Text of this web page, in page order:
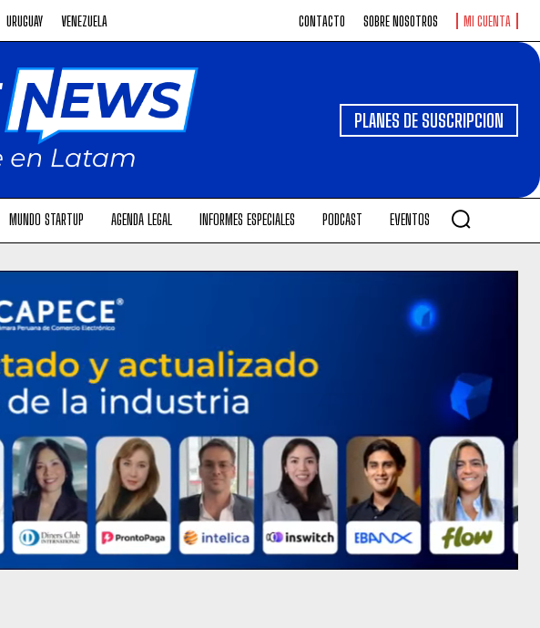
URUGUAY VENEZUELA CONTACTO SOBRE NOSOTROS MI CUENTA
PLANES DE SUSCRIPCION
MUNDO STARTUP AGENDA LEGAL INFORMES ESPECIALES PODCAST EVENTOS